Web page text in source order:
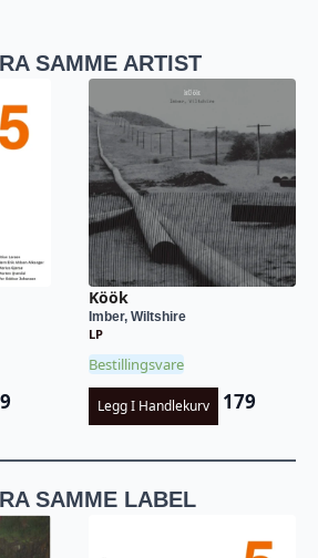
SAMME ARTIST
Köök
Imber, Wiltshire
LP
Bestillingsvare
Legg I Handlekurv 179
SAMME LABEL